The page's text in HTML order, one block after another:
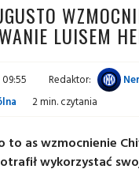
LUISEM
Redaktor:
2 min. czytania
to as wzmocnienie
wykorzystać